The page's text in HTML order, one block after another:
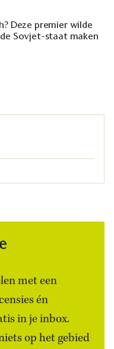
Deze premier wilde
Sovjet-staat maken
met een
én
in je inbox.
op het gebied